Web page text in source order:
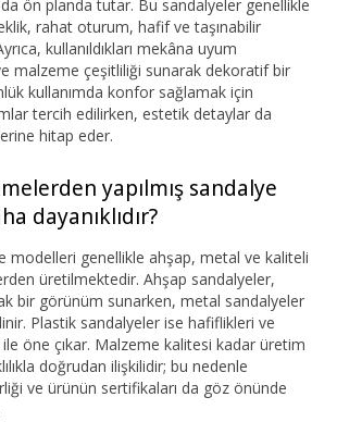
da ön planda tutar. Bu sandalyeler genellikle
rahat oturum, hafif ve taşınabilir
kullanıldıkları mekâna uyum
malzeme çeşitliliği sunarak dekoratif bir
kullanımda konfor sağlamak için
tercih edilirken, estetik detaylar da
hitap eder.
yapılmış sandalye
dayanıklıdır?
modelleri genellikle ahşap, metal ve kaliteli
üretilmektedir. Ahşap sandalyeler,
bir görünüm sunarken, metal sandalyeler
Plastik sandalyeler ise hafiflikleri ve
ile öne çıkar. Malzeme kalitesi kadar üretim
doğrudan ilişkilidir; bu nedenle
ve ürünün sertifikaları da göz önünde